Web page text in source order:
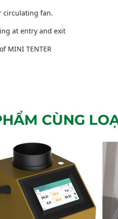
circulating fan.
at entry and exit
MINI TENTER
CÙNG